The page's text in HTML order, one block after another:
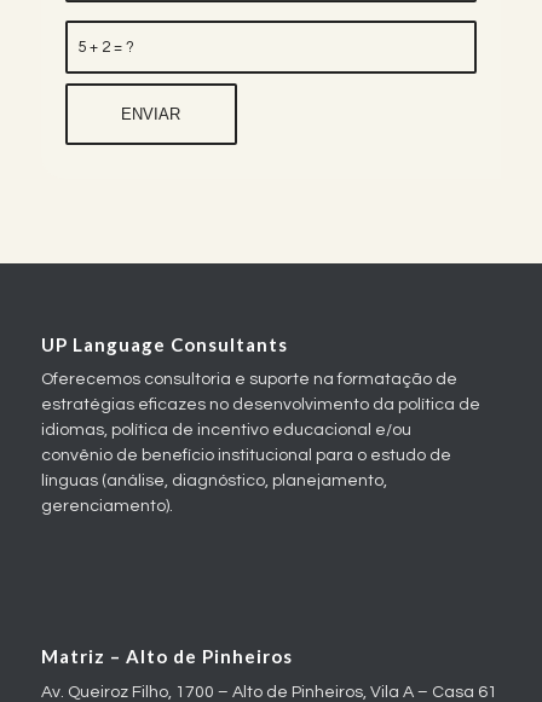
5 + 2 = ?
UP Language Consultants
Oferecemos consultoria e suporte na formatação de
estratégias eficazes no desenvolvimento da política de
idiomas, política de incentivo educacional e/ou
convênio de benefício institucional para o estudo de
línguas (análise, diagnóstico, planejamento,
gerenciamento).
Matriz – Alto de Pinheiros
Av. Queiroz Filho, 1700 – Alto de Pinheiros, Vila A – Casa 61